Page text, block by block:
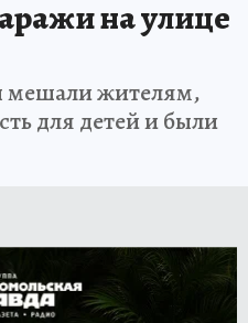
на улице
мешали жителям,
для детей и были